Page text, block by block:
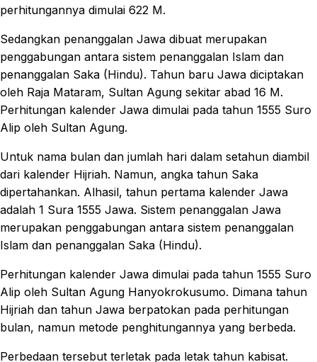
perhitungannya dimulai 622 M.
Sedangkan penanggalan Jawa dibuat merupakan
penggabungan antara sistem penanggalan Islam dan
penanggalan Saka (Hindu). Tahun baru Jawa diciptakan
oleh Raja Mataram, Sultan Agung sekitar abad 16 M.
Perhitungan kalender Jawa dimulai pada tahun 1555 Suro
Alip oleh Sultan Agung.
Untuk nama bulan dan jumlah hari dalam setahun diambil
dari kalender Hijriah. Namun, angka tahun Saka
dipertahankan. Alhasil, tahun pertama kalender Jawa
adalah 1 Sura 1555 Jawa. Sistem penanggalan Jawa
merupakan penggabungan antara sistem penanggalan
Islam dan penanggalan Saka (Hindu).
Perhitungan kalender Jawa dimulai pada tahun 1555 Suro
Alip oleh Sultan Agung Hanyokrokusumo. Dimana tahun
Hijriah dan tahun Jawa berpatokan pada perhitungan
bulan, namun metode penghitungannya yang berbeda.
Perbedaan tersebut terletak pada letak tahun kabisat.